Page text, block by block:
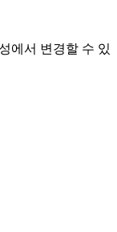
에서 변경할 수 있